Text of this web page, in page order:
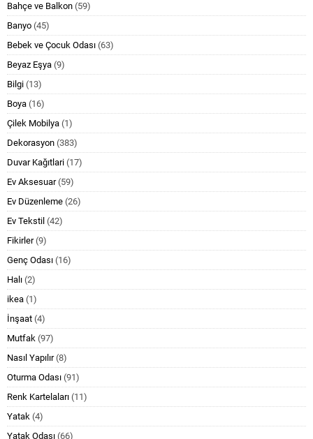
Bahçe ve Balkon (59)
Banyo (45)
Bebek ve Çocuk Odası (63)
Beyaz Eşya (9)
Bilgi (13)
Boya (16)
Çilek Mobilya (1)
Dekorasyon (383)
Duvar Kağıtlari (17)
Ev Aksesuar(59)
Ev Düzenleme (26)
Ev Tekstil (42)
Fikirler(9)
Genç Odası (16)
Halı (2)
ikea (1)
İnşaat (4)
Mutfak (97)
Nasıl Yapılır(8)
Oturma Odası (91)
Renk Kartelaları (11)
Yatak (4)
Yatak Odası (66)